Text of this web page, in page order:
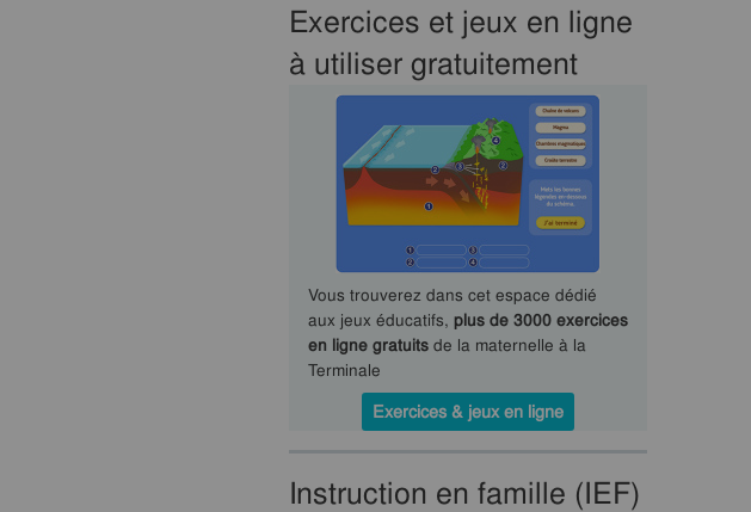
Exercices et jeux en ligne
à utiliser gratuitement
Vous trouverez dans cet espace dédié
aux jeux éducatifs, plus de 3000 exercices
en ligne gratuitsde la maternelle à la
Terminale
Exercices & jeux en ligne
Instruction en famille (IEF)